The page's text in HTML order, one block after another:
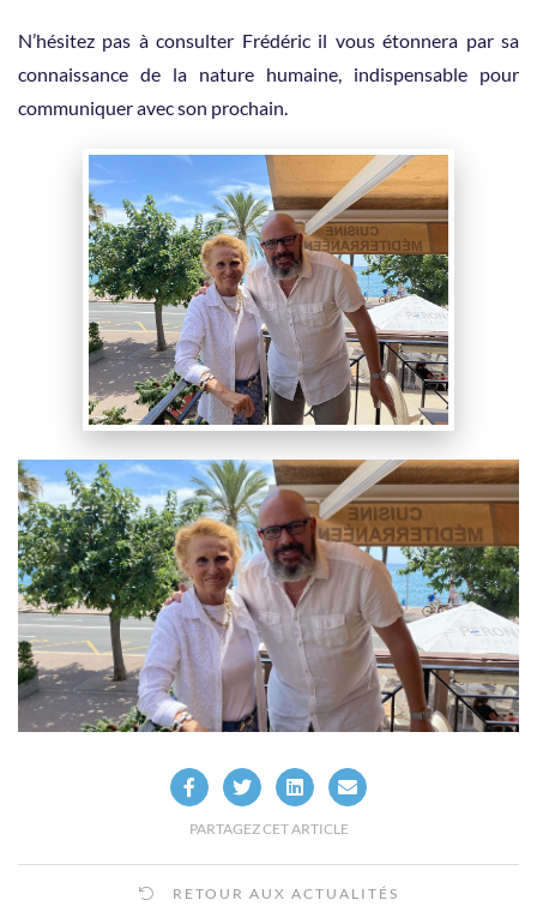
N’hésitez pas à consulter Frédéric il vous étonnera par sa
connaissance de la nature humaine, indispensable pour
communiquer avec son prochain.
PARTAGEZ CET ARTICLE
RETOUR AUX ACTUALITÉS